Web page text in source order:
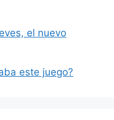
el nuevo
este juego?